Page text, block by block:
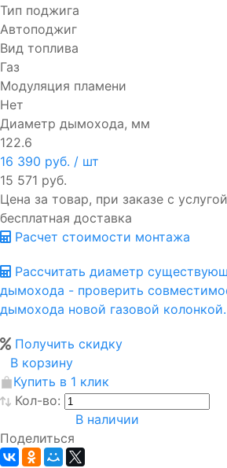
Тип поджига
Автоподжиг
Вид топлива
Газ
Модуляция пламени
Нет
Диаметр дымохода, мм
122.6
16 390 руб. / шт
15 571 руб.
Цена за товар, при заказе с
бесплатная доставка
Расчет стоимости монтажа
Рассчитать диаметр
дымохода - проверить
дымохода новой газовой колонкой.
Получить скидку
В корзину
Купить в 1 клик
Кол-во:
В наличии
Поделиться